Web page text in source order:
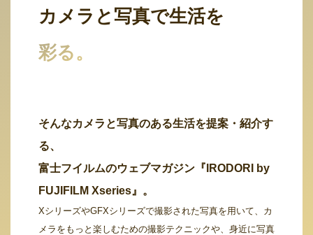
カメラと写真で生活を
彩る。
そんなカメラと写真のある生活を提案・紹介す
る、
富士フイルムのウェブマガジン『IRODORI by
FUJIFILM Xseries』。
XシリーズやGFXシリーズで撮影された写真を用いて、カ
メラをもっと楽しむための撮影テクニックや、身近に写真